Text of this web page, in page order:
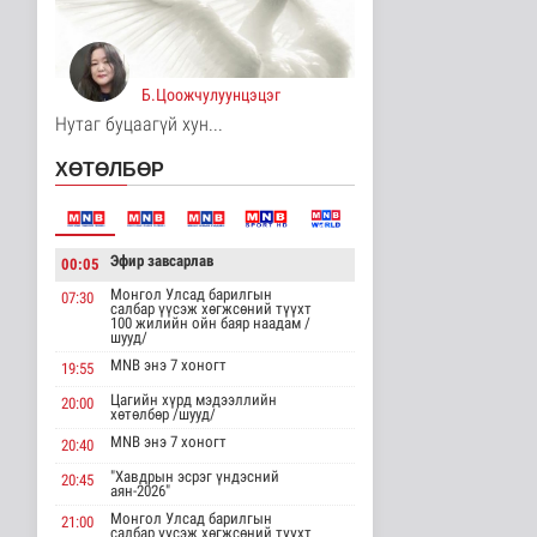
10 цаг 6 минутын өмнө
Хирошимад иргэд
Японы зэвсгийн
экспортын бодлогы..
Дэлхийд
10 цаг 18 минутын өмнө
шинэ гарц эрэлх..
10 цаг 27 минутын өмнө
Европ даяар хэт халалт
эрчимжиж байна
11 цаг 35 минутын өмнө
Голууд үертэй байна
11 цаг 53 минутын өмнө
Б.Цоожчулуунцэцэг
Нутаг буцаагүй хун...
ХӨТӨЛБӨР
00:05 Эфир завсарлав
07:30
Монгол Улсад барилгын
салбар үүсэж хөгжсөний түүхт
100 жилийн ойн баяр наадам /
шууд/
19:55
MNB энэ 7 хоногт
20:00
Цагийн хүрд мэдээллийн
хөтөлбөр /шууд/
20:40
MNB энэ 7 хоногт
20:45
"Хавдрын эсрэг үндэсний
аян-2026"
21:00
Монгол Улсад барилгын
салбар үүсэж хөгжсөний түүхт